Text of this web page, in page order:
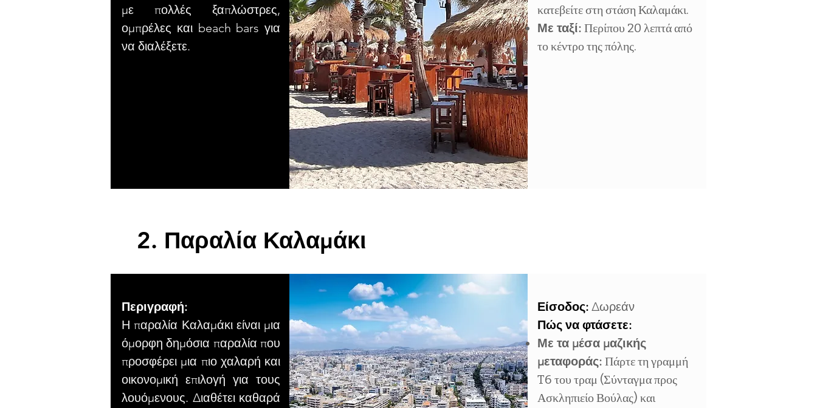
με πολλές ξαπλώστρες,
ομπρέλες και beach bars για
να διαλέξετε.
κατεβείτε στη στάση Καλαμάκι.
Με ταξί: Περίπου 20 λεπτά από
το κέντρο της πόλης.
2. Παραλία Καλαμάκι
Περιγραφή:
Η παραλία Καλαμάκι είναι μια
όμορφη δημόσια παραλία που
προσφέρει μια πιο χαλαρή και
οικονομική επιλογή για τους
λουόμενους. Διαθέτει καθαρά
Είσοδος: Δωρεάν
Πώς να φτάσετε:
Με τα μέσα μαζικής
μεταφοράς: Πάρτε τη γραμμή
T6 του τραμ (Σύνταγμα προς
Ασκληπιείο Βούλας) και